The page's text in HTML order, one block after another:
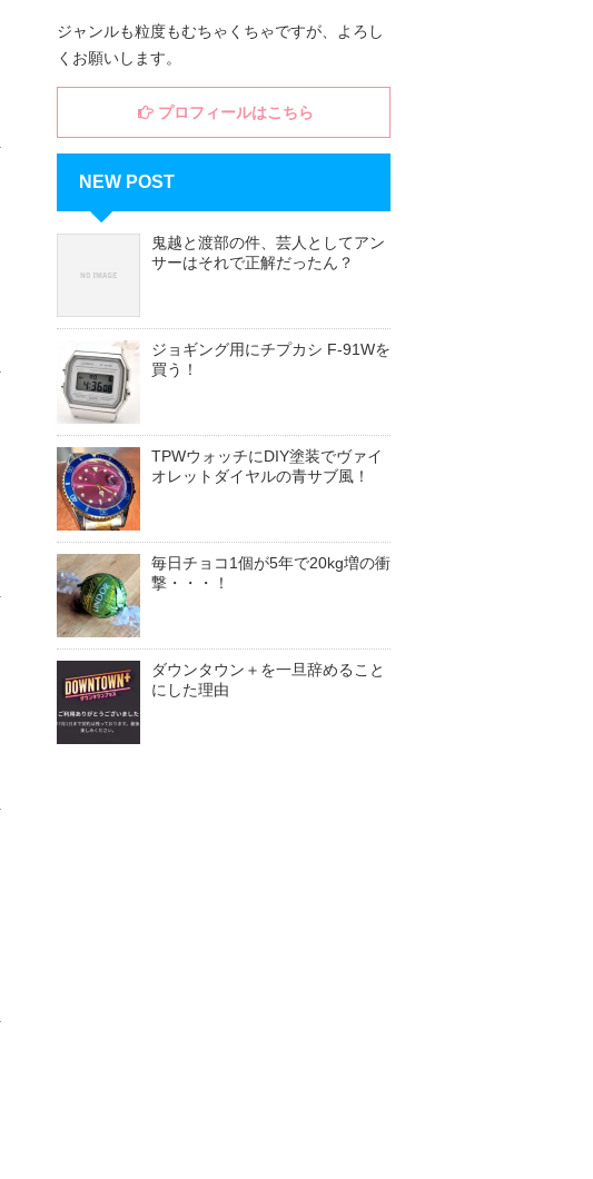
ジャンルも粒度もむちゃくちゃですが、よろし
くお願いします。
プロフィールはこちら
NEW POST
鬼越と渡部の件、芸人としてアン
サーはそれで正解だったん？
ジョギング用にチプカシ F-91Wを
買う！
TPWウォッチにDIY塗装でヴァイ
オレットダイヤルの青サブ風！
毎日チョコ1個が5年で20kg増の衝
撃・・・！
ダウンタウン＋を一旦辞めること
にした理由